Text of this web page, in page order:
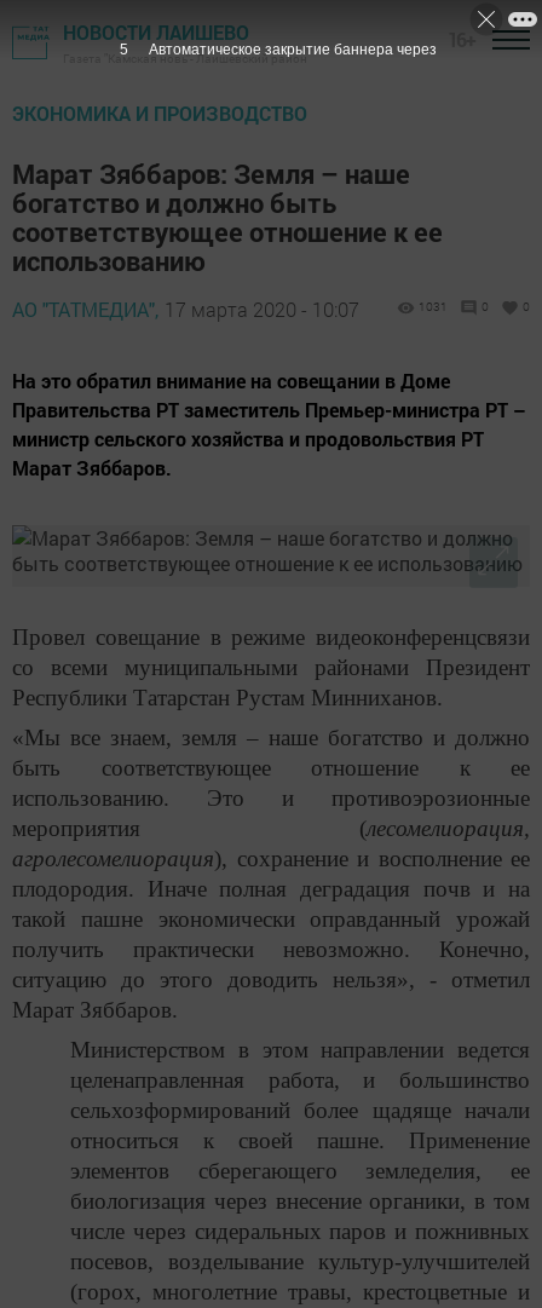
НОВОСТИ ЛАИШЕВО
Газета "Камская новь"- Лаишевский район
ЭКОНОМИКА И ПРОИЗВОДСТВО
Марат Зяббаров: Земля – наше
богатство и должно быть
соответствующее отношение к ее
использованию
АО "ТАТМЕДИА", 17 марта 2020 - 10:07 1031 0 0
На это обратил внимание на совещании в Доме
Правительства РТ заместитель Премьер-министра РТ –
министр сельского хозяйства и продовольствия РТ
Марат Зяббаров.
Провел совещание в режиме видеоконференцсвязи
со всеми муниципальными районами Президент
Республики Татарстан Рустам Минниханов.
«Мы все знаем, земля – наше богатство и должно
быть соответствующее отношение к ее
использованию. Это и противоэрозионные
мероприятия (лесомелиорация,
агролесомелиорация), сохранение и восполнение ее
плодородия. Иначе полная деградация почв и на
такой пашне экономически оправданный урожай
получить практически невозможно. Конечно,
ситуацию до этого доводить нельзя», - отметил
Марат Зяббаров.
Министерством в этом направлении ведется
целенаправленная работа, и большинство
сельхозформирований более щадяще начали
относиться к своей пашне. Применение
элементов сберегающего земледелия, ее
биологизация через внесение органики, в том
числе через сидеральных паров и пожнивных
посевов, возделывание культур-улучшителей
(горох, многолетние травы, крестоцветные и
4 Автоматическое закрытие баннера через